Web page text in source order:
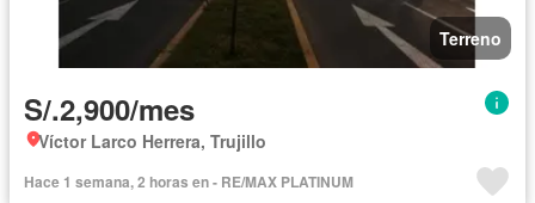
Terreno
S/.2,900/mes
Víctor Larco Herrera, Trujillo
Hace 1 semana, 2 horas en - RE/MAX PLATINUM